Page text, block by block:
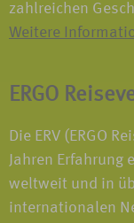
zahlreichen
Weitere
ERGO
Die ERV (ERGO
Jahren
weltweit und in
internationalen